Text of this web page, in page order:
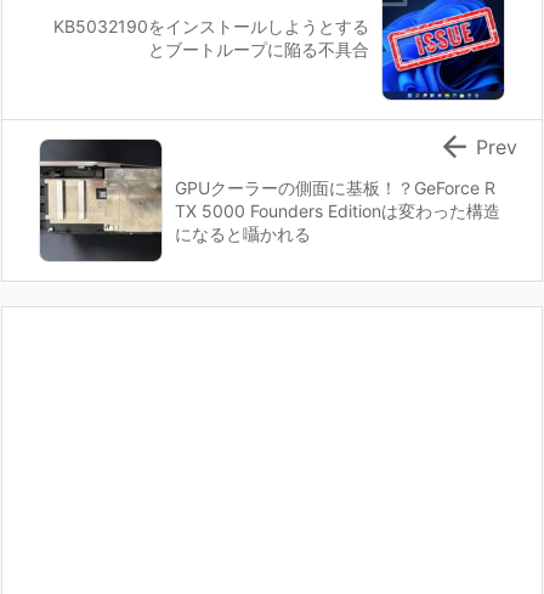
KB5032190をインストールしようとする
とブートループに陥る不具合
GPUクーラーの側面に基板！？GeForce R
TX 5000 Founders Editionは変わった構造
になると囁かれる
 Prev